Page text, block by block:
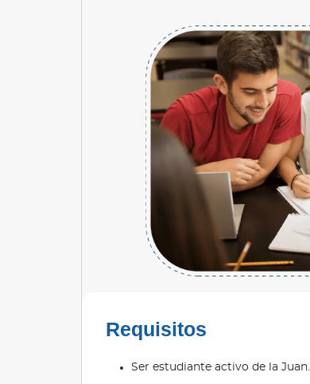
Requisitos
Ser estudiante activo de la Juan.